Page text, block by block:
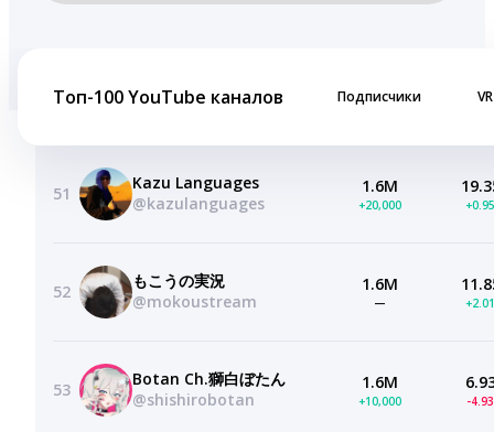
Топ-100 YouTube каналов Подписчики VR
51
Kazu Languages
@kazulanguages
1.6M
+20,000
52
もこうの実況
@mokoustream
1.6M
—
53
Botan Ch.獅白ぼたん
@shishirobotan
1.6M
+10,000 -